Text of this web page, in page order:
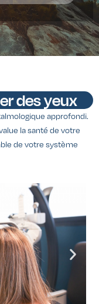
des yeux
approfondi.
la santé de votre
de votre système